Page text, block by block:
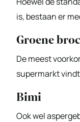
is, bestaan er
Groene
De meest
supermarkt
Bimi
Ook wel